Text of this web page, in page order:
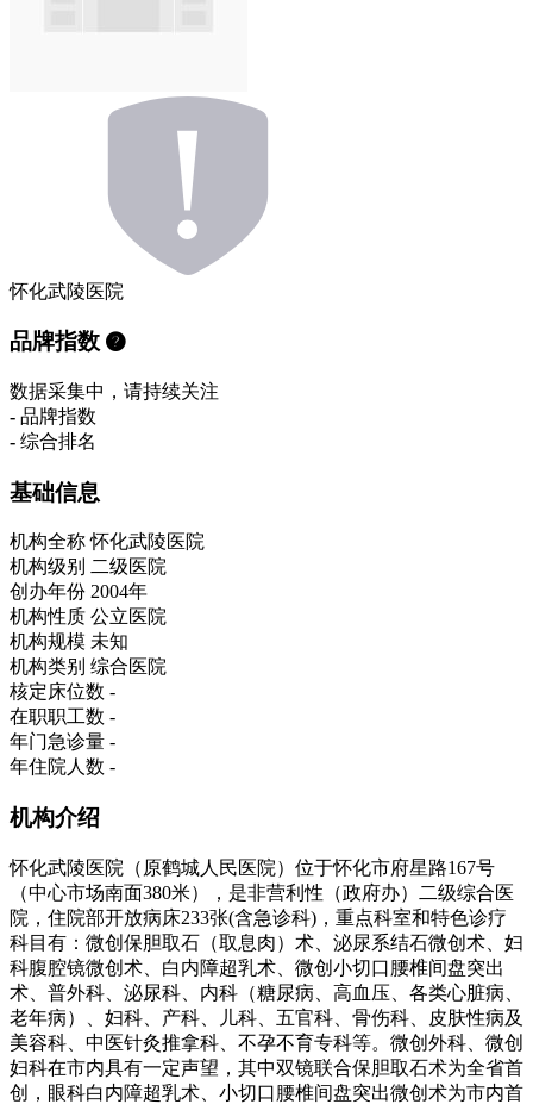
怀化武陵医院
品牌指数
数据采集中，请持续关注
- 品牌指数
- 综合排名
基础信息
机构全称 怀化武陵医院
机构级别 二级医院
创办年份 2004年
机构性质 公立医院
机构规模 未知
机构类别 综合医院
核定床位数 -
在职职工数 -
年门急诊量 -
年住院人数 -
机构介绍
怀化武陵医院（原鹤城人民医院）位于怀化市府星路167号
（中心市场南面380米），是非营利性（政府办）二级综合医
院，住院部开放病床233张(含急诊科)，重点科室和特色诊疗
科目有：微创保胆取石（取息肉）术、泌尿系结石微创术、妇
科腹腔镜微创术、白内障超乳术、微创小切口腰椎间盘突出
术、普外科、泌尿科、内科（糖尿病、高血压、各类心脏病、
老年病）、妇科、产科、儿科、五官科、骨伤科、皮肤性病及
美容科、中医针灸推拿科、不孕不育专科等。微创外科、微创
妇科在市内具有一定声望，其中双镜联合保胆取石术为全省首
创，眼科白内障超乳术、小切口腰椎间盘突出微创术为市内首